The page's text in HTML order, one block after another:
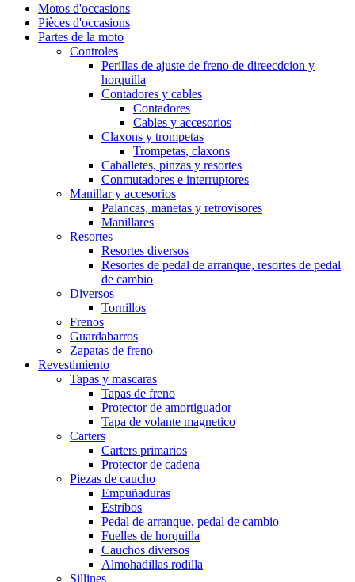
Motos d'occasions
Pièces d'occasions
Partes de la moto
Controles
Perillas de ajuste de freno de direecdcion y
horquilla
Contadores y cables
Contadores
Cables y accesorios
Claxons y trompetas
Trompetas, claxons
Caballetes, pinzas y resortes
Conmutadores e interruptores
Manillar y accesorios
Palancas, manetas y retrovisores
Manillares
Resortes
Resortes diversos
Resortes de pedal de arranque, resortes de pedal
de cambio
Diversos
Tornillos
Frenos
Guardabarros
Zapatas de freno
Revestimiento
Tapas y mascaras
Tapas de freno
Protector de amortiguador
Tapa de volante magnetico
Carters
Carters primarios
Protector de cadena
Piezas de caucho
Empuñaduras
Estribos
Pedal de arranque, pedal de cambio
Fuelles de horquilla
Cauchos diversos
Almohadillas rodilla
Sillines